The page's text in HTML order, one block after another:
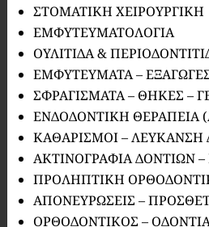
ΣΤΟΜΑΤΙΚΗ ΧΕΙΡΟΥΡΓΙΚΗ
ΕΜΦΥΤΕΥΜΑΤΟΛΟΓΙΑ
ΟΥΛΙΤΙΔΑ &
ΕΜΦΥΤΕΥΜΑΤΑ –
ΣΦΡΑΓΙΣΜΑΤΑ – ΘΗΚΕΣ –
ΕΝΔΟΔΟΝΤΙΚΗ ΘΕΡΑΠΕΙΑ
ΚΑΘΑΡΙΣΜΟΙ – ΛΕΥΚΑΝΣΗ
ΑΚΤΙΝΟΓΡΑΦΙΑ ΔΟΝΤΙΩΝ
ΠΡΟΛΗΠΤΙΚΗ
ΑΠΟΝΕΥΡΩΣΕΙΣ –
ΟΡΘΟΔΟΝΤΙΚΟΣ –